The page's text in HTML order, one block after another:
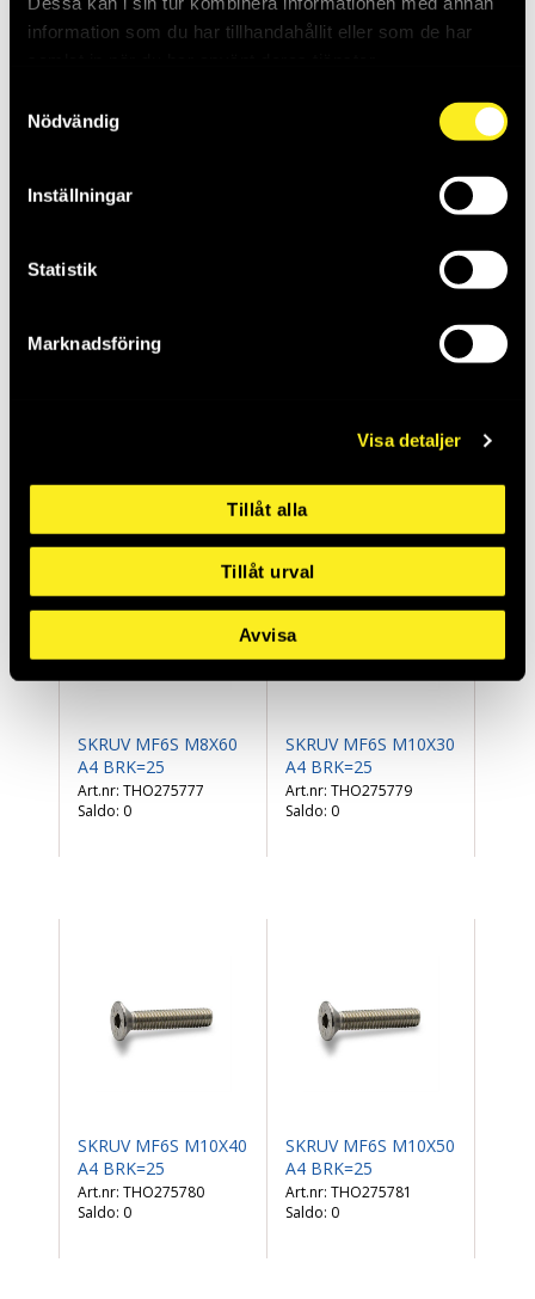
information som du har tillhandahållit eller som de har
Nödvändig
Inställningar
Statistik
Marknadsföring
Visa detaljer
Tillåt alla
Tillåt urval
Avvisa
Saldo: 0 Saldo:0
SKRUV MF6S M8X40
SKRUV MF6S M8X50
SKRUV MF6S M8X60
A4 BRK=25
THO275777
Saldo: 0
SKRUV MF6S M10X30
A4 BRK=25
THO275779
Saldo: 0
SKRUV MF6S M10X40
A4 BRK=25
THO275780
Saldo: 0
SKRUV MF6S M10X50
A4 BRK=25
THO275781
Saldo: 0